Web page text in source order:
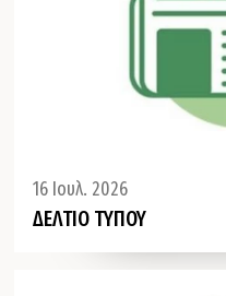
16 Ιουλ. 2026
ΔΕΛΤΙΟ ΤΥΠΟΥ